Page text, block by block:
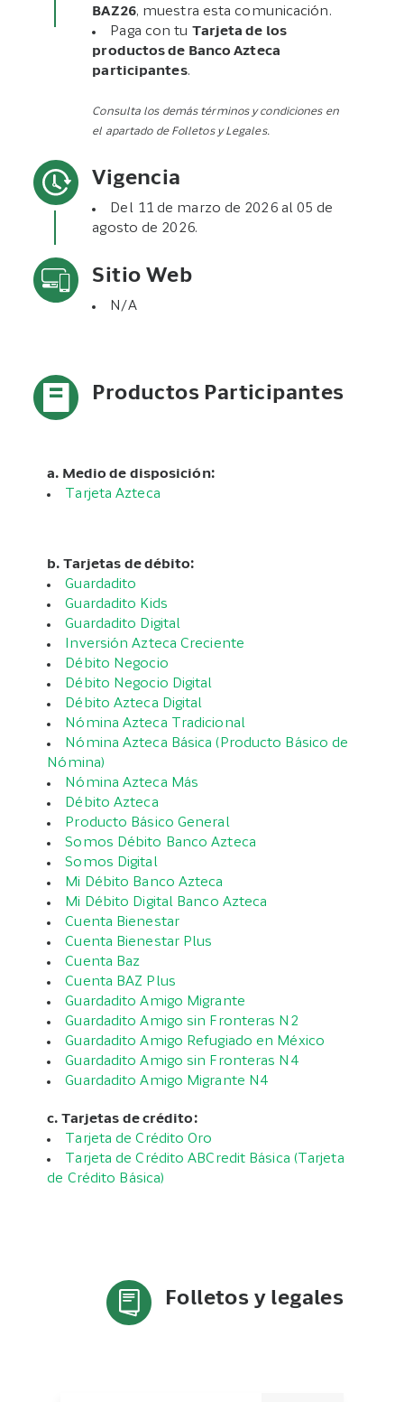
BAZ26, muestra esta comunicación.
Paga con tu Tarjeta de los
productos de Banco Azteca
participantes.
Consulta los demás términos y condiciones en
el apartado de Folletos y Legales.
Vigencia
Del 11 de marzo de 2026 al 05 de
agosto de 2026.
Sitio Web
N/A
Productos Participantes
a. Medio de disposición:
Tarjeta Azteca
b. Tarjetas de débito:
Guardadito
Guardadito Kids
Guardadito Digital
Inversión Azteca Creciente
Débito Negocio
Débito Negocio Digital
Débito Azteca Digital
Nómina Azteca Tradicional
Nómina Azteca Básica (Producto Básico de
Nómina)
Nómina Azteca Más
Débito Azteca
Producto Básico General
Somos Débito Banco Azteca
Somos Digital
Mi Débito Banco Azteca
Mi Débito Digital Banco Azteca
Cuenta Bienestar
Cuenta Bienestar Plus
Cuenta Baz
Cuenta BAZ Plus
Guardadito Amigo Migrante
Guardadito Amigo sin Fronteras N2
Guardadito Amigo Refugiado en México
Guardadito Amigo sin Fronteras N4
Guardadito Amigo Migrante N4
c. Tarjetas de crédito:
Tarjeta de Crédito Oro
Tarjeta de Crédito ABCredit Básica (Tarjeta
de Crédito Básica)
Folletos y legales